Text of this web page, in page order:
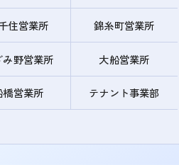
住営業所 錦糸町営業所
み野営業所 大船営業所
橋営業所 テナント事業部